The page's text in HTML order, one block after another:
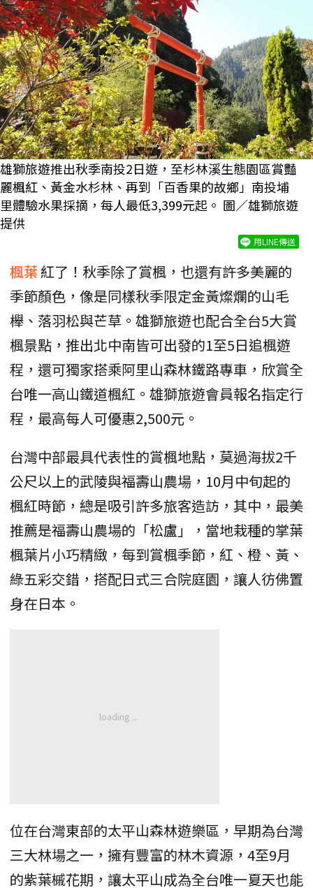
雄獅旅遊推出秋季南投2日遊，至杉林溪生態園區賞豔
麗楓紅、黃金水杉林、再到「百香果的故鄉」南投埔
里體驗水果採摘，每人最低3,399元起。 圖／雄獅旅遊
提供
用LINE傳送
楓葉 紅了！秋季除了賞楓，也還有許多美麗的
季節顏色，像是同樣秋季限定金黃燦爛的山毛
櫸、落羽松與芒草。雄獅旅遊也配合全台5大賞
楓景點，推出北中南皆可出發的1至5日追楓遊
程，還可獨家搭乘阿里山森林鐵路專車，欣賞全
台唯一高山鐵道楓紅。雄獅旅遊會員報名指定行
程，最高每人可優惠2,500元。
台灣中部最具代表性的賞楓地點，莫過海拔2千
公尺以上的武陵與福壽山農場，10月中旬起的
楓紅時節，總是吸引許多旅客造訪，其中，最美
推薦是福壽山農場的「松盧」，當地栽種的掌葉
楓葉片小巧精緻，每到賞楓季節，紅、橙、黃、
綠五彩交錯，搭配日式三合院庭園，讓人彷佛置
身在日本。
位在台灣東部的太平山森林遊樂區，早期為台灣
三大林場之一，擁有豐富的林木資源，4至9月
的紫葉槭花期，讓太平山成為全台唯一夏天也能